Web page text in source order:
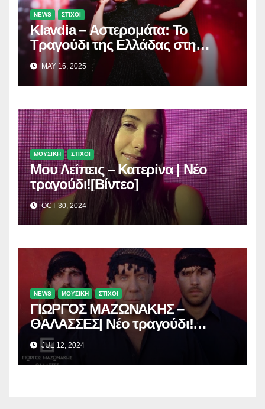
NEWS ΣΤΙΧΟΙ
Klavdia – Αστερομάτα: Το
Τραγούδι της Ελλάδας στη
Eurovision
MAY 16, 2025
ΜΟΥΣΙΚΗ ΣΤΙΧΟΙ
Μου Λείπεις – Κατερίνα | Νέο
τραγούδι![Βίντεο]
OCT 30, 2024
NEWS ΜΟΥΣΙΚΗ ΣΤΙΧΟΙ
ΓΙΩΡΓΟΣ ΜΑΖΩΝΑΚΗΣ –
ΘΑΛΑΣΣΕΣ| Νέο τραγούδι!
[Βίντεο]
JUL 12, 2024